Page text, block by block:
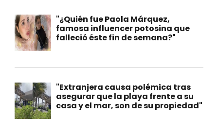
"¿Quién fue Paola Márquez,
famosa influencer potosina que
falleció éste fin de semana?"
"Extranjera causa polémica tras
asegurar que la playa frente a su
casa y el mar, son de su propiedad"